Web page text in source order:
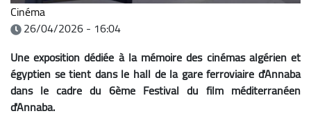
Cinéma
26/04/2026 - 16:04
Une exposition dédiée à la mémoire des cinémas algérien et
égyptien se tient dans le hall de la gare ferroviaire d'Annaba
dans le cadre du 6ème Festival du film méditerranéen
d'Annaba.